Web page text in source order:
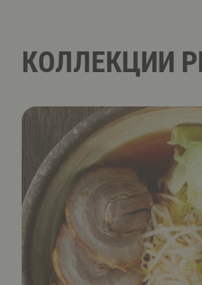
КОЛЛЕКЦИИ